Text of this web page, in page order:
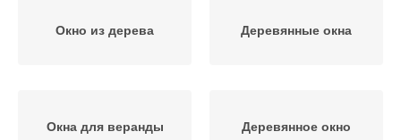
Окно из дерева Деревянные окна
Окна для веранды Деревянное окно